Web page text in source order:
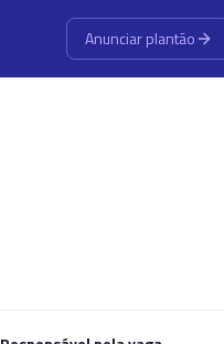
Anunciar plantão